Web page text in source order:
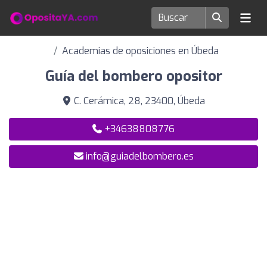
Academias de oposiciones en Úbeda
Guía del bombero opositor
C. Cerámica, 28, 23400, Úbeda
+34638808776
info@guiadelbombero.es